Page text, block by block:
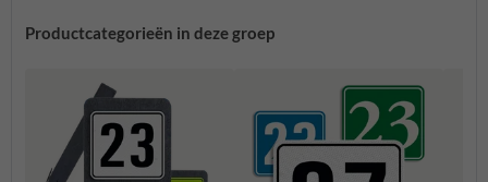
Productcategorieën in deze groep